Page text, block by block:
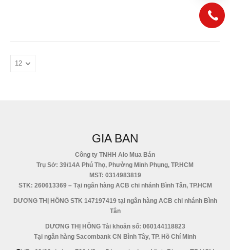
GIA BAN
Công ty TNHH Alo Mua Bán
Trụ Sở: 39/14A Phú Thọ, Phường Minh Phụng, TP.HCM
MST: 0314983819
STK: 260613369 – Tại ngân hàng ACB chi nhánh Bình Tân, TP.HCM
DƯƠNG THỊ HỒNG STK 147197419 tại ngân hàng ACB chi nhánh Bình
Tân
DƯƠNG THỊ HỒNG Tài khoản số: 060144118823
Tại ngân hàng Sacombank CN Bình Tây, TP. Hồ Chí Minh